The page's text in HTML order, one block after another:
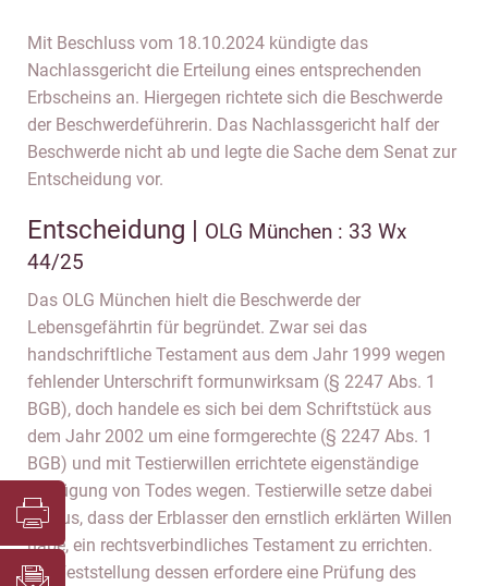
Mit Beschluss vom 18.10.2024 kündigte das
Nachlassgericht die Erteilung eines entsprechenden
Erbscheins an. Hiergegen richtete sich die Beschwerde
der Beschwerdeführerin. Das Nachlassgericht half der
Beschwerde nicht ab und legte die Sache dem Senat zur
Entscheidung vor.
Entscheidung | OLG München : 33 Wx
44/25
Das OLG München hielt die Beschwerde der
Lebensgefährtin für begründet. Zwar sei das
handschriftliche Testament aus dem Jahr 1999 wegen
fehlender Unterschrift formunwirksam (§ 2247 Abs. 1
BGB), doch handele es sich bei dem Schriftstück aus
dem Jahr 2002 um eine formgerechte (§ 2247 Abs. 1
BGB) und mit Testierwillen errichtete eigenständige
Verfügung von Todes wegen. Testierwille setze dabei
voraus, dass der Erblasser den ernstlich erklärten Willen
habe, ein rechtsverbindliches Testament zu errichten.
Die Feststellung dessen erfordere eine Prüfung des